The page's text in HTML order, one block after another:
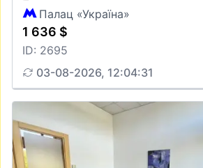
Палац «Україна»
1 636 $
ID: 2695
03-08-2026, 12:04:31